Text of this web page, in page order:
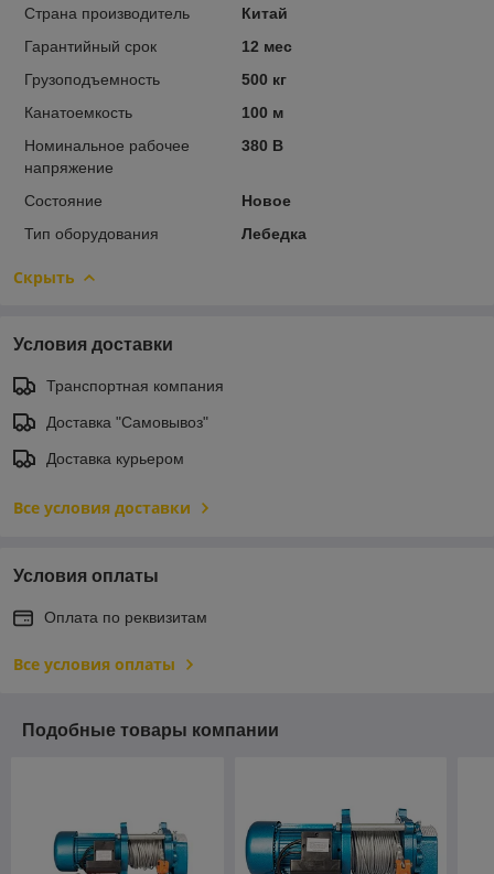
Страна производитель
Китай
Гарантийный срок
12 мес
Грузоподъемность
500 кг
Канатоемкость
100 м
Номинальное рабочее
напряжение
380 В
Состояние
Новое
Тип оборудования
Лебедка
Скрыть
Условия доставки
Транспортная компания
Доставка "Самовывоз"
Доставка курьером
Все условия доставки
Условия оплаты
Оплата по реквизитам
Все условия оплаты
Подобные товары компании